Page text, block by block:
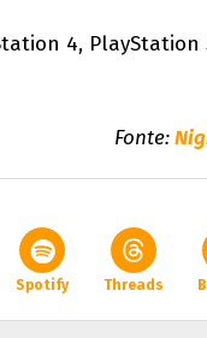
4, PlayStation
Fonte:
Spotify Threads